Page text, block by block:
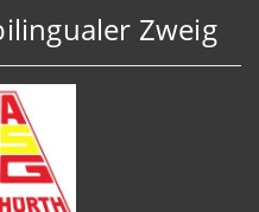
Zweig